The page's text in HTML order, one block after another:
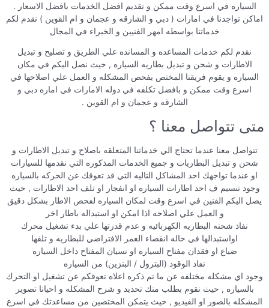
السياره في اسرع وقت ممكن و تقديم افضل الخدمات بافضل الاسعار .
اماكن تواجدنا في امارات ( دبي و الشارقه و عجمان و ام القوين ) نقدم لكم
خدماتنا بواسطه امهر الفنيين و الخبراء في المجال
نقدم لكم خدمات المساعده و المسانده علي الطريق و تصليح و تبديل
الاطارات و شحن و تبديل بطاريه السياره , حيث نصل اليكم في مكان
السياره و يقوم فريقنا المختص بفحص المشكله و العمل علي اصلاحها في
اسرع وقت ممكن و بافضل تكلفه في دوله الامارات في اماره دبي و
الشارقه و عجمان و ام القوين .
متى تتواصل معنا ؟
تتواصل معنا عندما تحتاج الي خدماتنا المتعلقه باصلاح و تبديل الاطارات و
شحن و تبديل البطاريات و جميع الخدمات المذكوره التي نقدمها للسيارات
او عندما تواجهك احد المشاكل التاليه التي قد تعوقك عن الحركه بالسياره
وجود تنسيم ف احد اطارات السياره او انفجار او تلف احد الاطارات , حيث
يصل اليكم الفنين في اسرع وقت لمكان السياره لفحص الاطار بشكل دقيق
و العمل علي اصلاحه اذا امكن او استبداله باطار اخر
نفاذ شحنه البطاريه الكهربائيه و عدم قدرتها علي بدء تشغيل محرك
اواستبدالها في حاله انقضاء العمر الافتراضي للبطاريه و تلفها
ضياع او فقدان مفتاح السياره او نسيان المفتاح داخل السياره
نفاذ الوقود (البترول / البنزين) من السياره
وجود اي مشكله مختلفه عن ما تم ذكره اعلاه تعوقكم عن تشغيل او التحرك
بالسياره , حيث نقوم بطلب منك تحديد و شرح المشكله و احيانا تصوير
المشكله بالصور او الفيديو , حيث يتمكن المختصين من مساعدتك في اسرع